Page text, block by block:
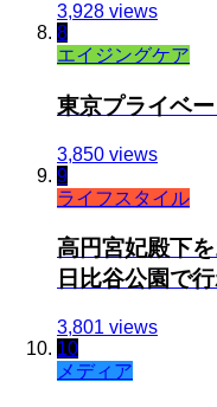
3,928 views
8
エイジングケア
東京プライベ
3,850 views
9
ライフスタイル
高円宮妃殿下
日比谷公園で
3,801 views
10
メディア